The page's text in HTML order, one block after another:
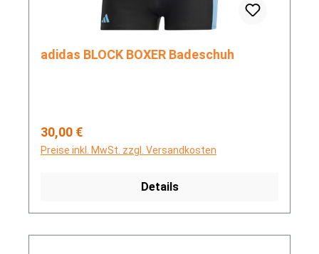
adidas BLOCK BOXER Badeschuh
Regulärer Preis:
30,00 €
Preise inkl. MwSt. zzgl. Versandkosten
Details